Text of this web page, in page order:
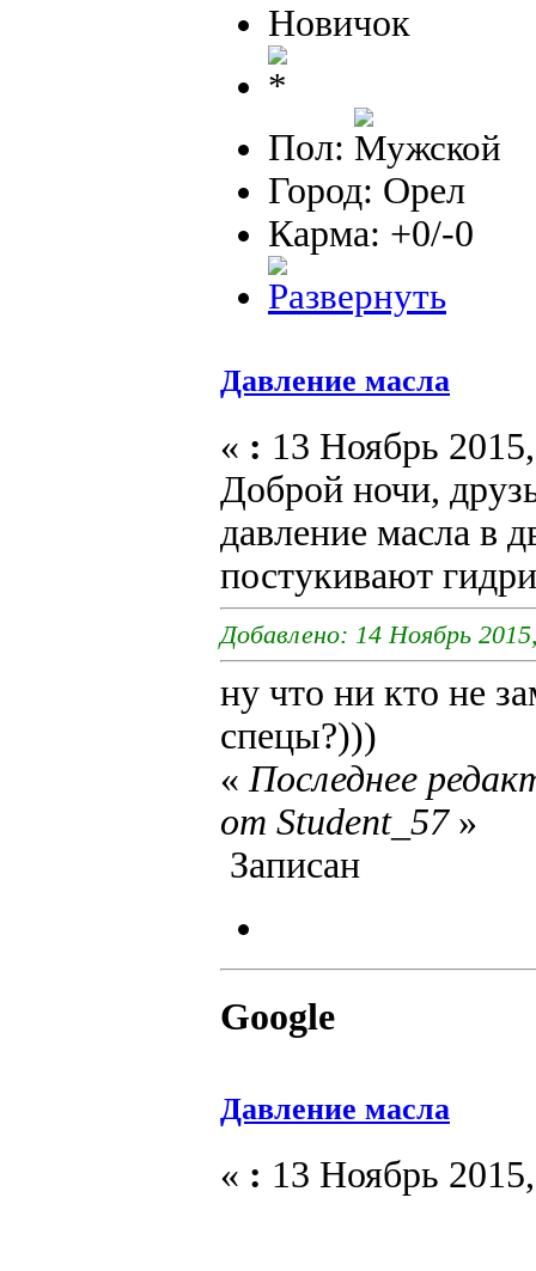
Новичок
Пол:
Город: Орел
Карма: +0/-0
Давление масла
« : 13 Ноябрь
Доброй ночи,
давление масла в
постукивают
Добавлено: 14 Ноябрь
ну что ни кто не
спецы?)))
«Последнее
от Student_57»
Записан
Google
Давление масла
« : 13 Ноябрь